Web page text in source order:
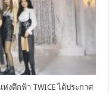
ห่งตึกฟ้า TWICE ได้ประกาศ